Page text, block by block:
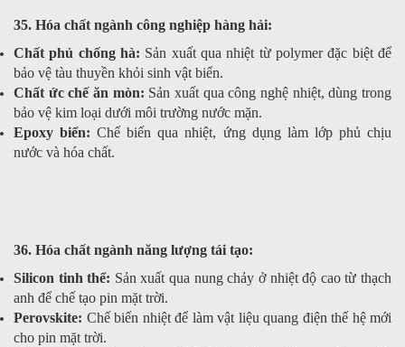
35. Hóa chất ngành công nghiệp hàng hải:
Chất phủ chống hà: Sản xuất qua nhiệt từ polymer đặc biệt để
bảo vệ tàu thuyền khỏi sinh vật biển.
Chất ức chế ăn mòn: Sản xuất qua công nghệ nhiệt, dùng trong
bảo vệ kim loại dưới môi trường nước mặn.
Epoxy biển: Chế biến qua nhiệt, ứng dụng làm lớp phủ chịu
nước và hóa chất.
36. Hóa chất ngành năng lượng tái tạo:
Silicon tinh thể: Sản xuất qua nung chảy ở nhiệt độ cao từ thạch
anh để chế tạo pin mặt trời.
Perovskite: Chế biến nhiệt để làm vật liệu quang điện thế hệ mới
cho pin mặt trời.